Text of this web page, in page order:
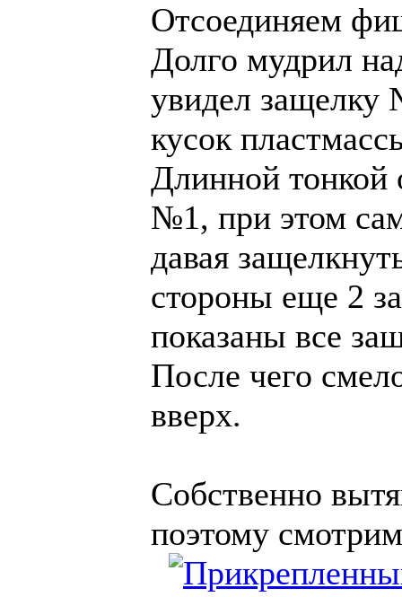
Отсоединяем
Долго мудрил
увидел защелку
кусок
Длинной тонкой
№1, при этом
давая
стороны еще 2
показаны все
После чего
вверх.
Собственно
поэтому